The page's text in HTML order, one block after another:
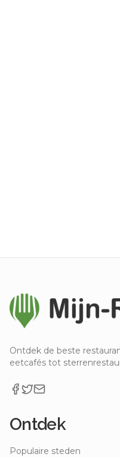
Ontdek de beste
eetcafés tot
Ontdek
Populaire steden